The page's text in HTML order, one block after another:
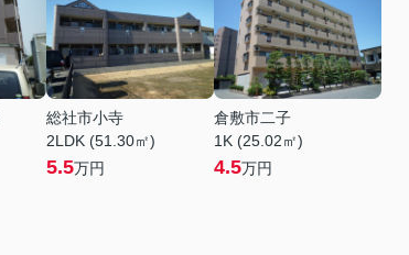
総社市小寺
2LDK (51.30㎡)
5.5万円
倉敷市二子
1K (25.02㎡)
4.5万円